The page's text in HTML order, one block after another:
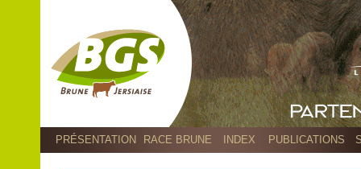
PRÉSENTATION RACE BRUNE INDEX PUBLICATIONS